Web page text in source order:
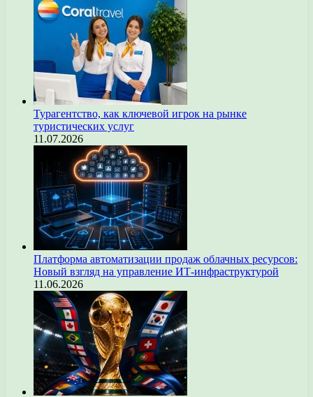
Турагентство, как ключевой игрок на рынке
туристических услуг
11.07.2026
Платформа автоматизации продаж облачных ресурсов:
Новый взгляд на управление ИТ-инфраструктурой
11.06.2026